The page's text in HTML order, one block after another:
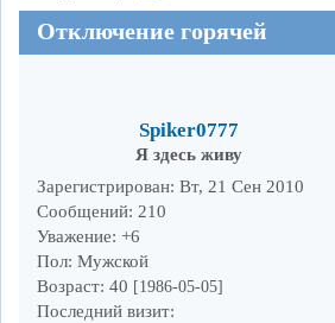
Отключение горячей
Spiker0777
Я здесь живу
Зарегистрирован: Вт, 21 Сен 2010
Сообщений: 210
Уважение: +6
Пол: Мужской
Возраст: 40 [1986-05-05]
Последний визит: